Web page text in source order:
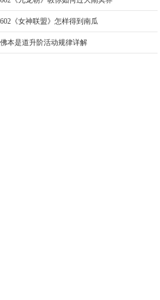
602《女神联盟》怎样得到南瓜
佛本是道升阶活动规律详解